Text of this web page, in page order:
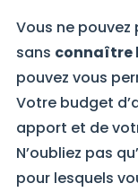
Vous ne
sans connaître
pouvez vous
Votre budget
apport et de
N’oubliez pas
pour lesquels